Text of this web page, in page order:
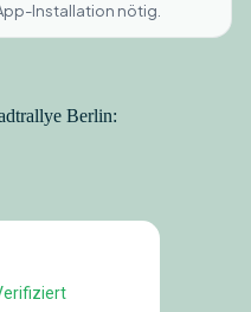
Installation nötig.
Berlin: